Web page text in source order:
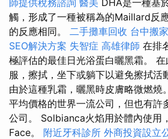
師提供稅務諮詢 醫美 DHA是一種基
觸，形成了一種被稱為的Maillard反
的反應相同。 二手攤車回收 台中搬
SEO解決方案 失智症 高雄律師 在排
極評估的最佳日光浴蛋白曬黑霜。
服，擦拭，坐下或躺下以避免擦拭活
由於這種乳霜，曬黑時皮膚略微燃燒
平均價格的世界一流公司，但也有許
公司。 Solbianca火焰用於體內使用
Face。 附近牙科診所 外商投資設立